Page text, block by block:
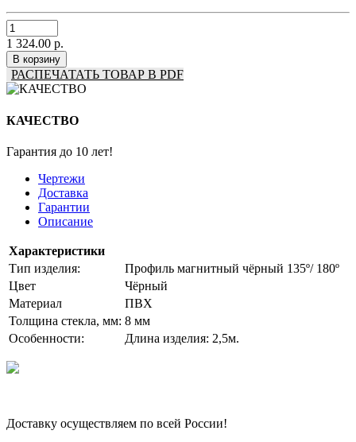
1 324.00 р.
В корзину
РАСПЕЧАТАТЬ ТОВАР В PDF
КАЧЕСТВО
Гарантия до 10 лет!
Чертежи
Доставка
Гарантии
Описание
Характеристики
Тип изделия:
Профиль магнитный чёрный 135º/ 180º
Цвет
Чёрный
Материал
ПВХ
Толщина стекла, мм: 8 мм
Особенности:
Длина изделия: 2,5м.
Доставку осуществляем по всей России!